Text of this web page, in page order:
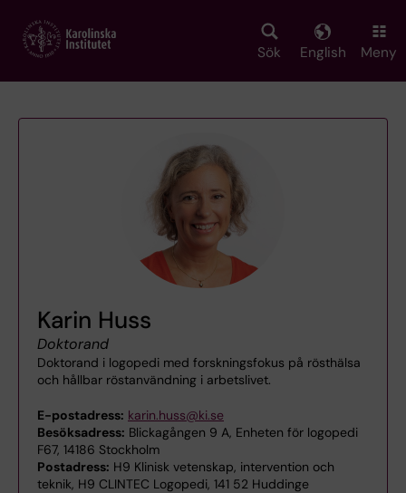
main
Sök English Meny
Karin Huss
Doktorand
Doktorand i logopedi med forskningsfokus på rösthälsa
och hållbar röstanvändning i arbetslivet.
E-postadress: karin.huss@ki.se
Besöksadress: Blickagången 9 A, Enheten för logopedi
F67, 14186 Stockholm
Postadress: H9 Klinisk vetenskap, intervention och
teknik, H9 CLINTEC Logopedi, 141 52 Huddinge